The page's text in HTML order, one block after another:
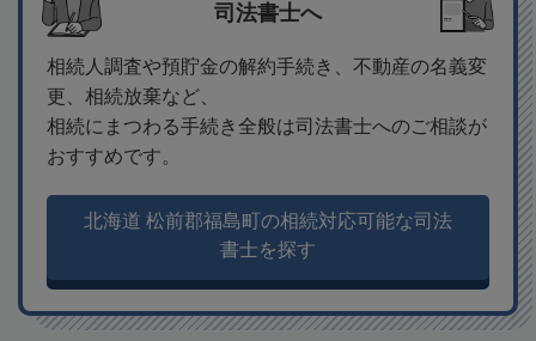
司法書士へ
相続人調査や預貯金の解約手続き、不動産の名義変
更、相続放棄など、
相続にまつわる手続き全般は司法書士へのご相談が
おすすめです。
北海道 松前郡福島町の相続対応可能な司法
書士を探す